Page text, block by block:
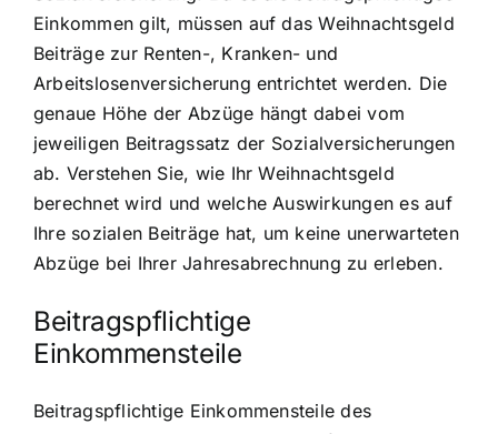
Einkommen gilt, müssen auf das Weihnachtsgeld
Beiträge zur Renten-, Kranken- und
Arbeitslosenversicherung entrichtet werden. Die
genaue Höhe der Abzüge hängt dabei vom
jeweiligen Beitragssatz der Sozialversicherungen
ab. Verstehen Sie, wie Ihr Weihnachtsgeld
berechnet wird und welche Auswirkungen es auf
Ihre sozialen Beiträge hat, um keine unerwarteten
Abzüge bei Ihrer Jahresabrechnung zu erleben.
Beitragspflichtige
Einkommensteile
Beitragspflichtige Einkommensteile des